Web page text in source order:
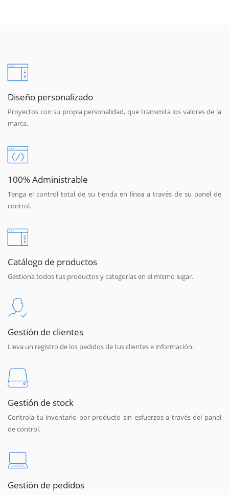
Diseño personalizado
Proyectos con su propia personalidad, que transmita los valores de la
marca.
100% Administrable
Tenga el control total de su tienda en línea a través de su panel de
control.
Catálogo de productos
Gestiona todos tus productos y categorías en el mismo lugar.
Gestión de clientes
Lleva un registro de los pedidos de tus clientes e información.
Gestión de stock
Controla tu inventario por producto sin esfuerzos a través del panel
de control.
Gestión de pedidos